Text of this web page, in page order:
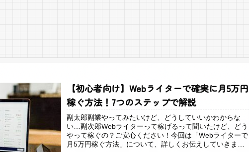
【初心者向け】Webライターで確実に月5万円
稼ぐ方法！7つのステップで解説
副太郎副業やってみたいけど、どうしていいかわからな
い…副次郎Webライターって稼げるって聞いたけど、どう
やって稼ぐの？ご安心ください！今回は「Webライターで
月5万円稼ぐ方法」について、詳しくお伝えしていきま